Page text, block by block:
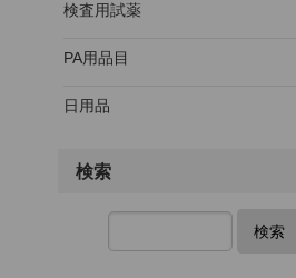
検査用試薬
PA用品目
日用品
検索
検索